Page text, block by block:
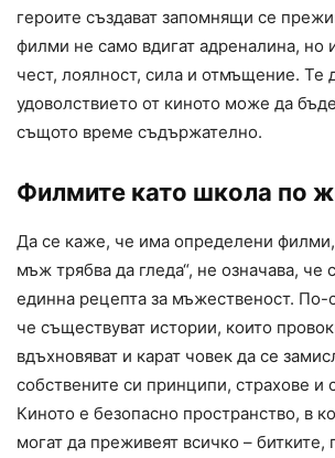
героите създават запомнящи се
филми не само вдигат адреналина, но
чест, лоялност, сила и отмъщение. Те
удоволствието от киното може да
същото време съдържателно.
Филмите като школа по
Да се каже, че има определени филми,
мъж трябва да гледа“, не означава, че
единна рецепта за мъжественост. По-
че съществуват истории, които
вдъхновяват и карат човек да се
собствените си принципи, страхове и
Киното е безопасно пространство, в
могат да преживеят всичко – битките,